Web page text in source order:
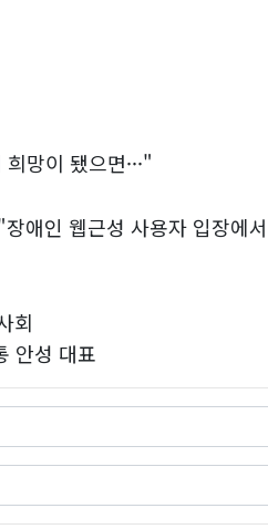
이 됐으면···"
애인 웹근성 사용자 입장에
회
성 대표